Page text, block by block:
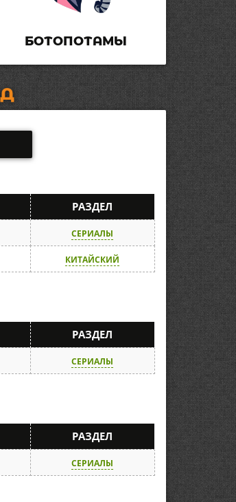
БОТОПОТАМЫ
РАЗДЕЛ
СЕРИАЛЫ
КИТАЙСКИЙ
РАЗДЕЛ
СЕРИАЛЫ
РАЗДЕЛ
СЕРИАЛЫ